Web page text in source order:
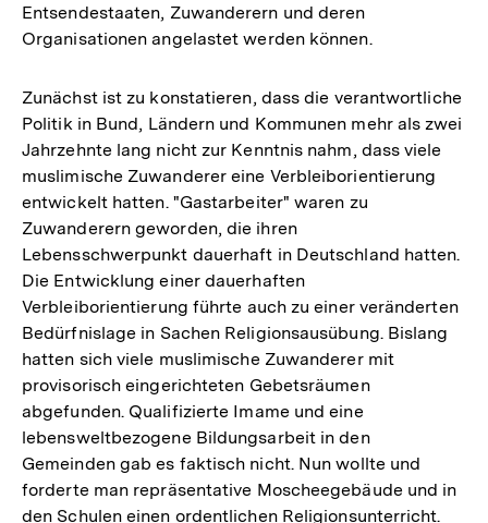
Entsendestaaten, Zuwanderern und deren
Organisationen angelastet werden können.
Zunächst ist zu konstatieren, dass die verantwortliche
Politik in Bund, Ländern und Kommunen mehr als zwei
Jahrzehnte lang nicht zur Kenntnis nahm, dass viele
muslimische Zuwanderer eine Verbleiborientierung
entwickelt hatten. "Gastarbeiter" waren zu
Zuwanderern geworden, die ihren
Lebensschwerpunkt dauerhaft in Deutschland hatten.
Die Entwicklung einer dauerhaften
Verbleiborientierung führte auch zu einer veränderten
Bedürfnislage in Sachen Religionsausübung. Bislang
hatten sich viele muslimische Zuwanderer mit
provisorisch eingerichteten Gebetsräumen
abgefunden. Qualifizierte Imame und eine
lebensweltbezogene Bildungsarbeit in den
Gemeinden gab es faktisch nicht. Nun wollte und
forderte man repräsentative Moscheegebäude und in
den Schulen einen ordentlichen Religionsunterricht.